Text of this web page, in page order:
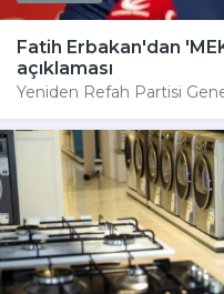
Fatih Erbakan'dan
açıklaması
Yeniden Refah Partisi